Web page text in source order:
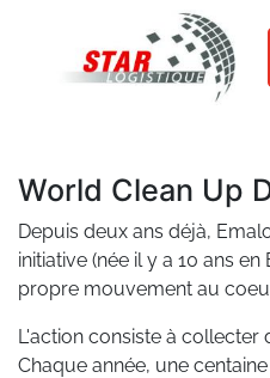
World Clean Up
Depuis deux ans déjà,
initiative (née il y a 10 ans
propre mouvement au
L'action consiste à collecter
Chaque année, une